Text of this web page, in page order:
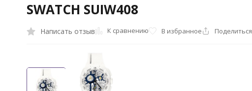
SWATCH SUIW408
Написать отзыв К сравнению В избранное Поделиться